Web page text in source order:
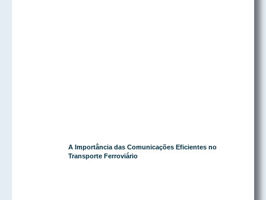
A Importância das Comunicações Eficientes no
Transporte Ferroviário